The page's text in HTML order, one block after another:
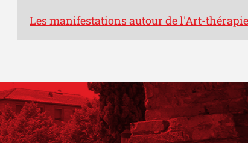
Les manifestations autour de l'Art-thérapie